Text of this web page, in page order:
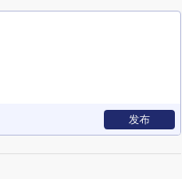
发布